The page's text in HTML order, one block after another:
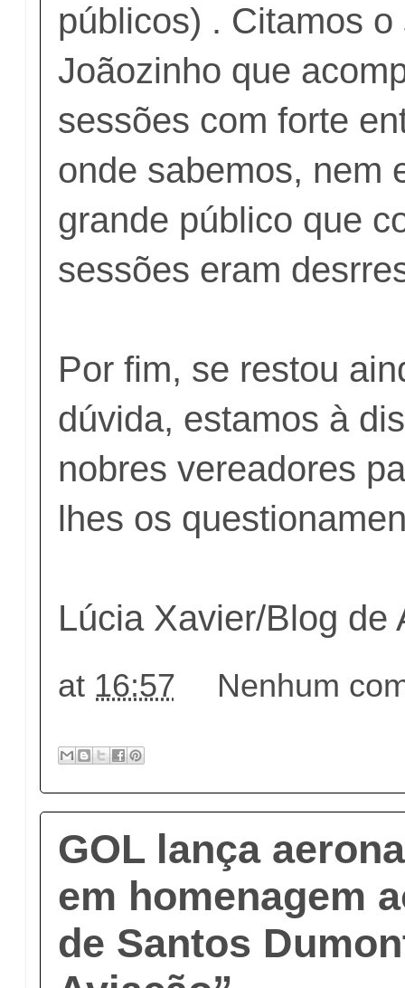
públicos) . Citamos o
Joãozinho que
sessões com forte
onde sabemos, nem
grande público que
sessões eram
Por fim, se restou
dúvida, estamos à
nobres vereadores
lhes os
Lúcia Xavier/Blog de
at 16:57 Nenhum
GOL lança
em homenagem
de Santos